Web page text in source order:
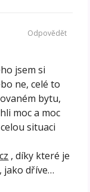
jsem si
ne, celé to
bytu,
moc a moc
situaci
, díky které je
jako dříve…
Odpovědět